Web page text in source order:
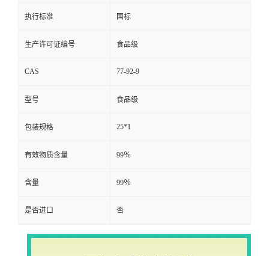
执行标准 国标
生产许可证编号 食品级
CAS 77-92-9
型号 食品级
包装规格 25*1
有效物质含量 99％
含量 99％
是否进口 否